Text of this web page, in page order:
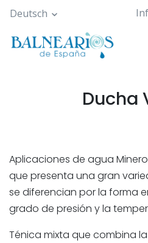
Skip
main
content
Deutsch
Ducha
Aplicaciones de agua
que presenta una gran
se diferencian por la forma
grado de presión y la
Ténica mixta que combina